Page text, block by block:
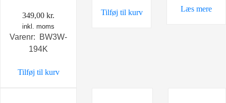
349,00 kr.
inkl. moms
Varenr: BW3W-
194K
Tilføj til kurv
Tilføj til kurv Læs mere